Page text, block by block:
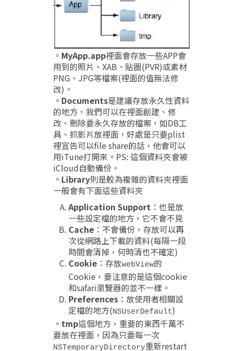
。 MyApp.app裡面會存放一些APP會
用到的照片、XAB、貼圖(PVR)或素材
PNG、JPG等檔案(裡面的值無法修
改)。
。 Documents是建議存放永久性資料
的地方，我們可以在裡面創建、修
改、刪除要永久存放的檔案，如DB工
具、抓影片放裡面，好處是只要plist
裡宣告可以file share的話，他會可以
用iTune打開來。PS: 這個資料夾會被
iCloud自動備份。
。 Library則是較為複雜的資料夾裡面
一般會有下面這些資料夾
Application Support ：也是放
一些設定檔的地方，它不會不見
Cache ：不會備份，存放可以再
次從網路上下載的資料(每隔一段
時間會清掉，何時清也不確定)
Cookie ：存放webView的
Cookie，要注意的是這個cookie
和safari瀏覽器的並不一樣。
Preferences ：放使用者相關設
定檔的地方(NSUserDefault)
。 tmp這個地方，重要的東西千萬不
要放在裡面，因為只要每一次
NSTemporaryDirectory重新restart